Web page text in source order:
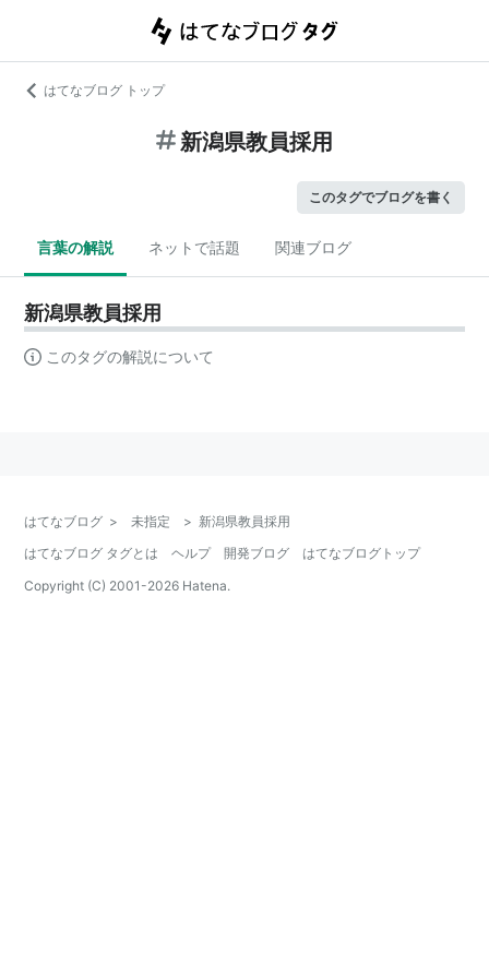
はてなブログ トップ
新潟県教員採用
このタグでブログを書く
言葉の解説 ネットで話題 関連ブログ
新潟県教員採用
このタグの解説について
はてなブログ > 未指定 > 新潟県教員採用
はてなブログ タグとは
ヘルプ 開発ブログ
はてなブログトップ
Copyright (C) 2001-2026 Hatena.